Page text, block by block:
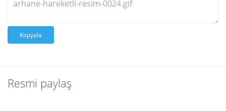
Kopyala
Resmi paylaş